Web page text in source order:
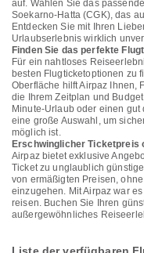
auf. Wählen Sie das
Soekarno-Hatta (CGK), das
Entdecken Sie mit Ihren
Urlaubserlebnis wirklich
Finden Sie das perfekte
Für ein nahtloses
besten Flugticketoptionen zu
Oberfläche hilft Airpaz Ihnen,
die Ihrem Zeitplan und
Minute-Urlaub oder einen
eine große Auswahl, um
möglich ist.
Erschwinglicher Ticketpreis
Airpaz bietet exklusive
Ticket zu unglaublich
von ermäßigten Preisen,
einzugehen. Mit Airpaz war
reisen. Buchen Sie Ihren
außergewöhnliches